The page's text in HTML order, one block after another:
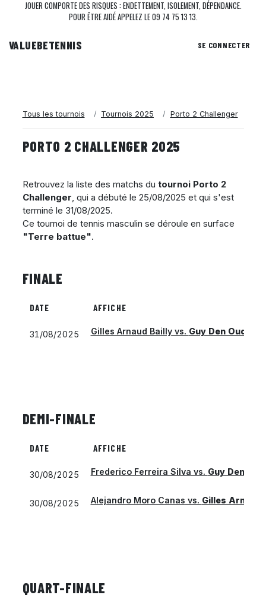
JOUER COMPORTE DES RISQUES : ENDETTEMENT, ISOLEMENT, DÉPENDANCE.
POUR ÊTRE AIDÉ APPELEZ LE 09 74 75 13 13.
VALUEBETENNIS SE CONNECTER
Tous les tournois Tournois 2025 Porto 2 Challenger
PORTO 2 CHALLENGER 2025
Retrouvez la liste des matchs du tournoi Porto 2
Challenger , qui a débuté le 25/08/2025 et qui s'est
terminé le 31/08/2025.
Ce tournoi de tennis masculin se déroule en surface
"Terre battue".
FINALE
DATE AFFICHE
31/08/2025 Gilles Arnaud Baillyvs. Guy Den Ouden
DEMI-FINALE
DATE AFFICHE
30/08/2025 Frederico Ferreira Silva vs. Guy Den
30/08/2025 Alejandro Moro Canas vs. Gilles Arnaud
QUART-FINALE